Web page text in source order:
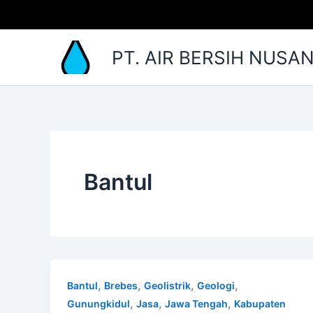
ke
PT. AIR BERSIH
Bantul
Bantul, Brebes, Geolistrik, Geologi,
Gunungkidul, Jasa, Jawa Tengah, Kabupaten